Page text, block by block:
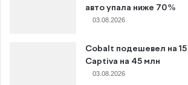
авто упала ниже 70%
03.08.2026
Cobalt подешевел на
Captiva на 45 млн
03.08.2026